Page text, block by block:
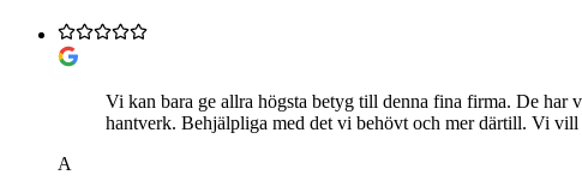
Vi kan bara ge allra högsta betyg till denna fina firma. De har
hantverk. Behjälpliga med det vi behövt och mer därtill. Vi
A